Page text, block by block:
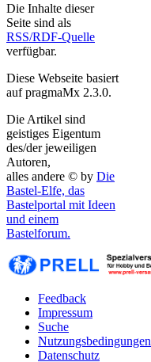
Die Inhalte dieser
Seite sind als
RSS/RDF-Quelle
verfügbar.
Diese Webseite basiert
auf pragmaMx 2.3.0.
Die Artikel sind
geistiges Eigentum
des/der jeweiligen
Autoren,
alles andere © by Die
Bastel-Elfe, das
Bastelportal mit Ideen
und einem
Bastelforum.
Feedback
Impressum
Suche
Nutzungsbedingungen
Datenschutz